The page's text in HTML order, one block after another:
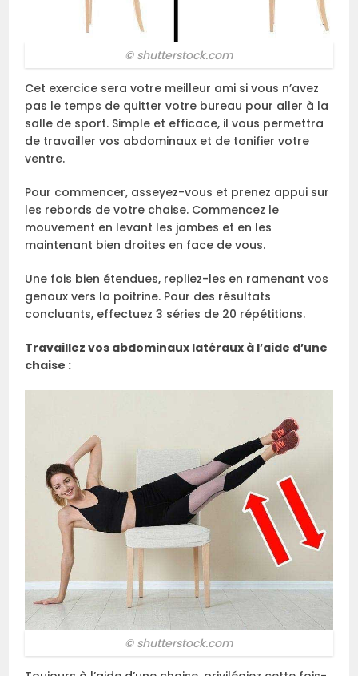
© shutterstock.com
Cet exercice sera votre meilleur ami si vous n’avez
pas le temps de quitter votre bureau pour aller à la
salle de sport. Simple et efficace, il vous permettra
de travailler vos abdominaux et de tonifier votre
ventre.
Pour commencer, asseyez-vous et prenez appui sur
les rebords de votre chaise. Commencez le
mouvement en levant les jambes et en les
maintenant bien droites en face de vous.
Une fois bien étendues, repliez-les en ramenant vos
genoux vers la poitrine. Pour des résultats
concluants, effectuez 3 séries de 20 répétitions.
Travaillez vos abdominaux latéraux à l’aide d’une
chaise :
© shutterstock.com